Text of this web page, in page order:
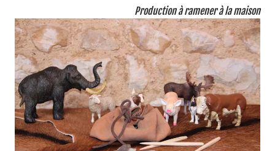
Production à ramener à la maison